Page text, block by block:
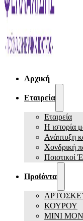
Αρχική
Εταιρεία
Εταιρεία
Η ιστορία
Ανάπτυξη
Χονδρική
Ποιοτικοί
Προϊόντα
ΚΟΥΡΟΥ
ΜΙΝΙ